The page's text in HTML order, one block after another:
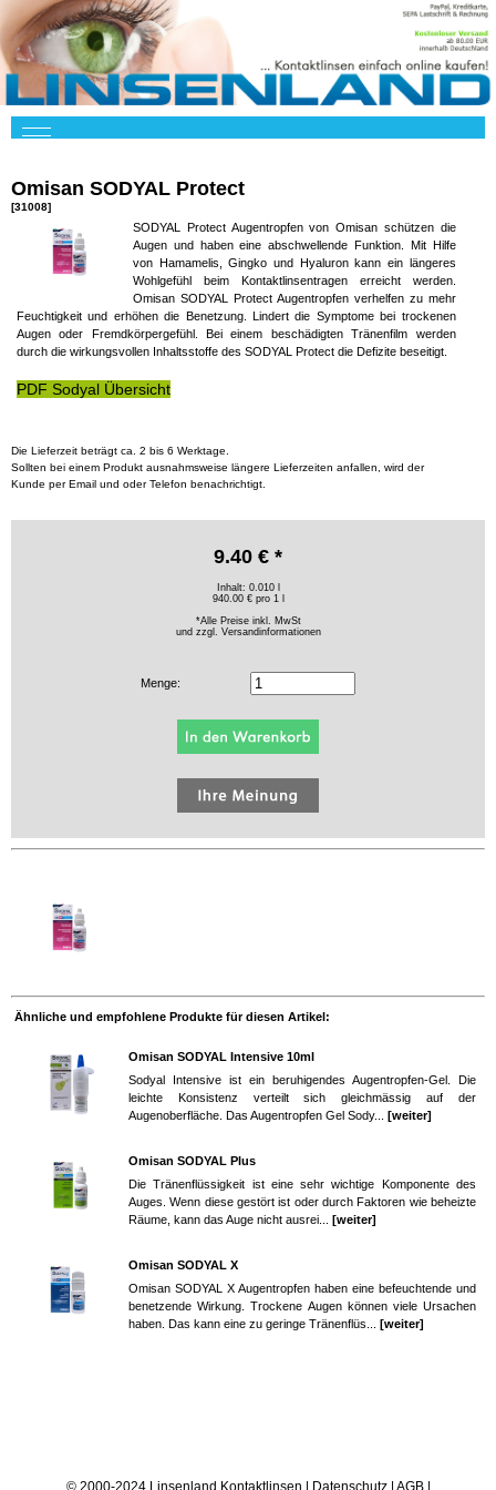
Omisan SODYAL Protect
[31008]
SODYAL Protect Augentropfen von Omisan schützen die
Augen und haben eine abschwellende Funktion. Mit Hilfe
von Hamamelis, Gingko und Hyaluron kann ein längeres
Wohlgefühl beim Kontaktlinsentragen erreicht werden.
Omisan SODYAL Protect Augentropfen verhelfen zu mehr
Feuchtigkeit und erhöhen die Benetzung. Lindert die Symptome bei trockenen
Augen oder Fremdkörpergefühl. Bei einem beschädigten Tränenfilm werden
durch die wirkungsvollen Inhaltsstoffe des SODYAL Protect die Defizite beseitigt.
PDF Sodyal Übersicht
Die Lieferzeit beträgt ca. 2 bis 6 Werktage.
Sollten bei einem Produkt ausnahmsweise längere Lieferzeiten anfallen, wird der
Kunde per Email und oder Telefon benachrichtigt.
9.40 € *
Inhalt: 0.010 l
940.00 € pro 1 l
*Alle Preise inkl. MwSt
und zzgl. Versandinformationen
Menge:
Ähnliche und empfohlene Produkte für diesen Artikel:
Omisan SODYAL Intensive 10ml
Sodyal Intensive ist ein beruhigendes Augentropfen-Gel. Die
leichte Konsistenz verteilt sich gleichmässig auf der
Augenoberfläche. Das Augentropfen Gel Sody... [weiter]
Omisan SODYAL Plus
Die Tränenflüssigkeit ist eine sehr wichtige Komponente des
Auges. Wenn diese gestört ist oder durch Faktoren wie beheizte
Räume, kann das Auge nicht ausrei... [weiter]
Omisan SODYAL X
Omisan SODYAL X Augentropfen haben eine befeuchtende und
benetzende Wirkung. Trockene Augen können viele Ursachen
haben. Das kann eine zu geringe Tränenflüs... [weiter]
© 2000-2024 Linsenland Kontaktlinsen | Datenschutz| AGB|